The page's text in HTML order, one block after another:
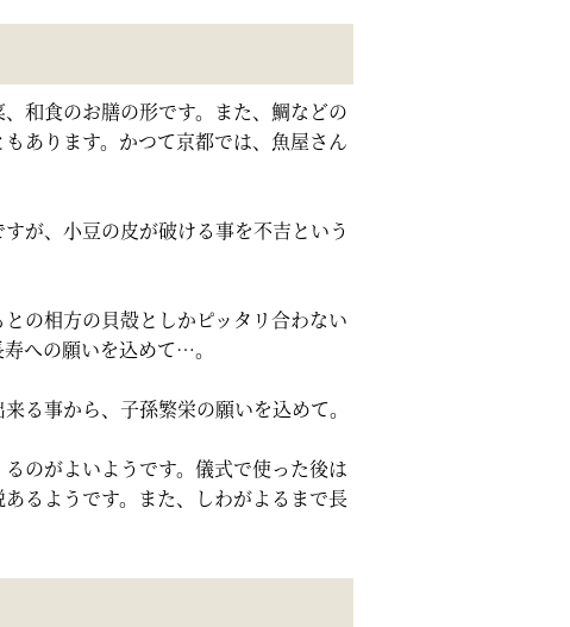
和食のお膳の形です。また、鯛などの
あります。かつて京都では、魚屋さん
が、小豆の皮が破ける事を不吉という
の相方の貝殻としかピッタリ合わない
への願いを込めて…。
る事から、子孫繁栄の願いを込めて。
のがよいようです。儀式で使った後は
るようです。また、しわがよるまで長